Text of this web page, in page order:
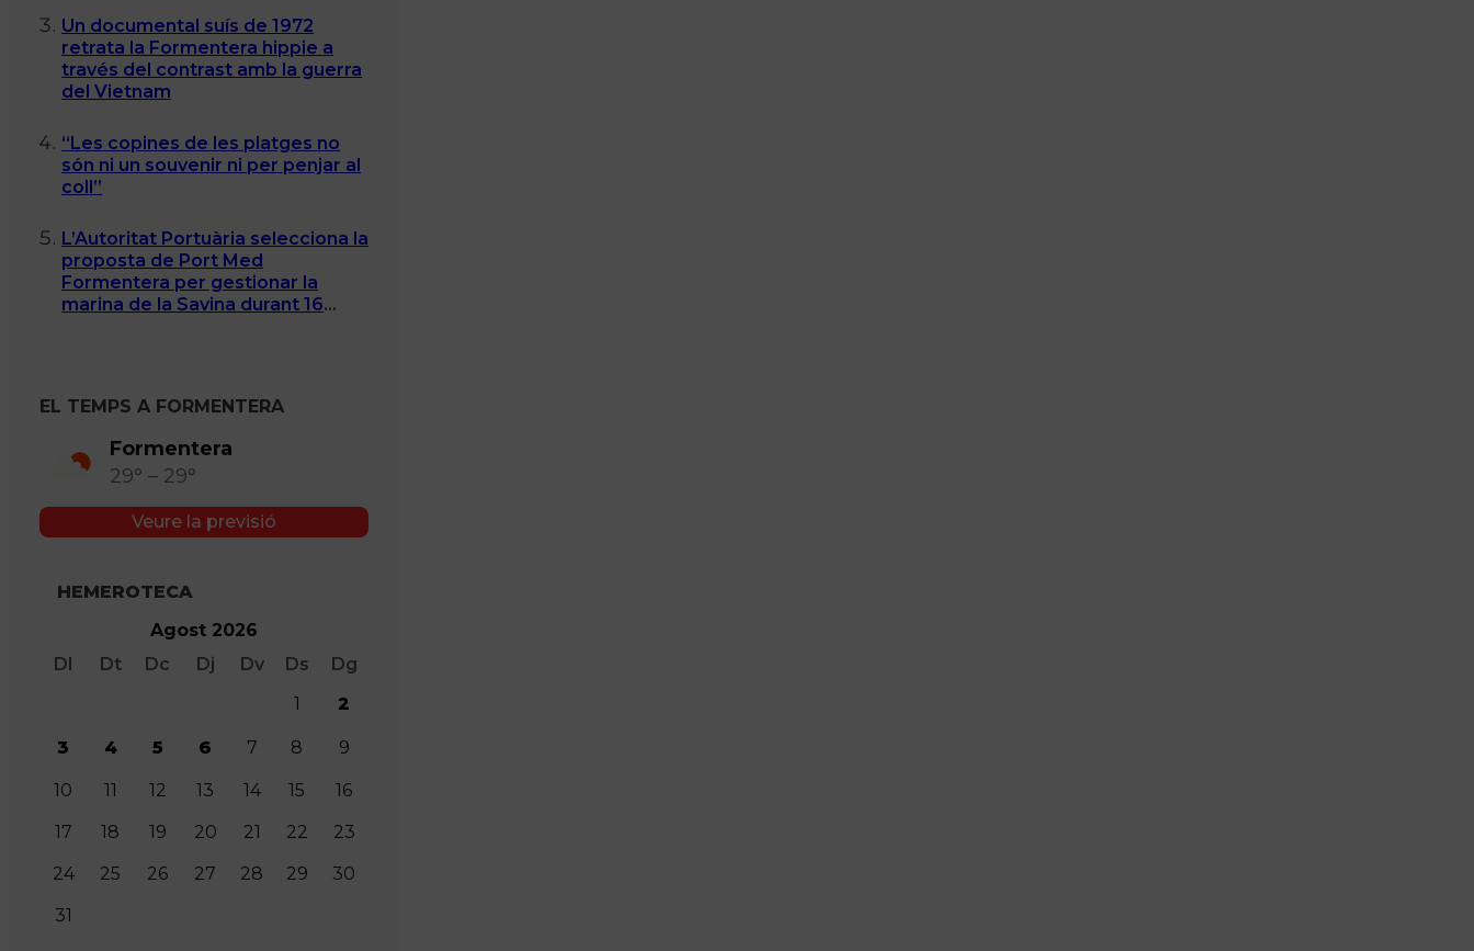
Un documental suís de 1972
retrata la Formentera hippie a
través del contrast amb la guerra
del Vietnam
“Les copines de les platges no
són ni un souvenir ni per penjar al
coll”
L’Autoritat Portuària selecciona la
proposta de Port Med
Formentera per gestionar la
marina de la Savina durant 16
EL TEMPS A FORMENTERA
Formentera
29° – 29°
Veure la previsió
HEMEROTECA
Agost 2026
Dl
Dt Dc Dj Dv Ds
Dg
1
2
3 4 5 6 7 8 9
10 11 12 13 14 15
16
17
18 19 20 21 22
23
24
25 26 27 28 29
30
31